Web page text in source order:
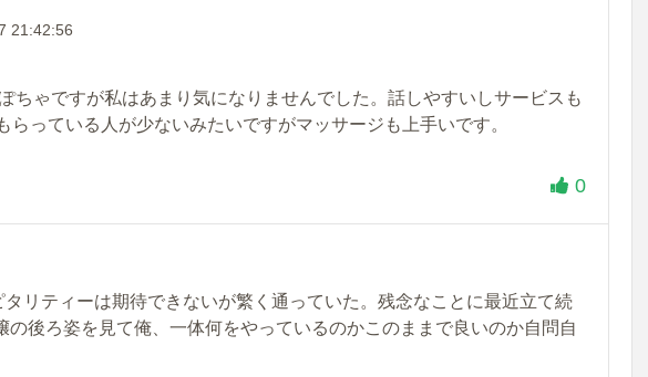
21:42:56
ちゃですが私はあまり気になりませんでした。話しやすいしサービスも
っている人が少ないみたいですがマッサージも上手いです。
0
リティーは期待できないが繁く通っていた。残念なことに最近立て続
後ろ姿を見て俺、一体何をやっているのかこのままで良いのか自問自